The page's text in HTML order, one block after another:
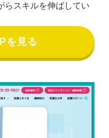
らスキルを伸ばしてい
を見る